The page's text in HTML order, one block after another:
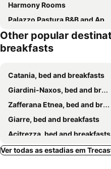
Harmony Rooms
Palazzo Pastura B&B and Apartments
Antico Mercato
Villa Morgante B&B
Suite Inn Catania
Il Daviduccio
Il Leone Blu
B&B Sotto i Pini
Victoria B&B
B&B Del Corso
Other popular
breakfasts
Catania, bed and breakfasts
Giardini-Naxos, bed and breakfasts
Zafferana Etnea, bed and breakfasts
Giarre, bed and breakfasts
Acitrezza, bed and breakfasts
Pedara, bed and breakfasts
Ver todas as estadias em